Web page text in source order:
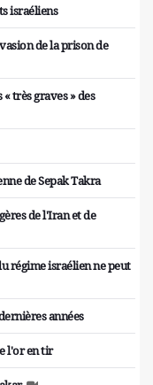
israéliens
de la prison de
très graves » des
de Sepak Takra
de l'Iran et de
régime israélien ne peut
années
l'or en tir